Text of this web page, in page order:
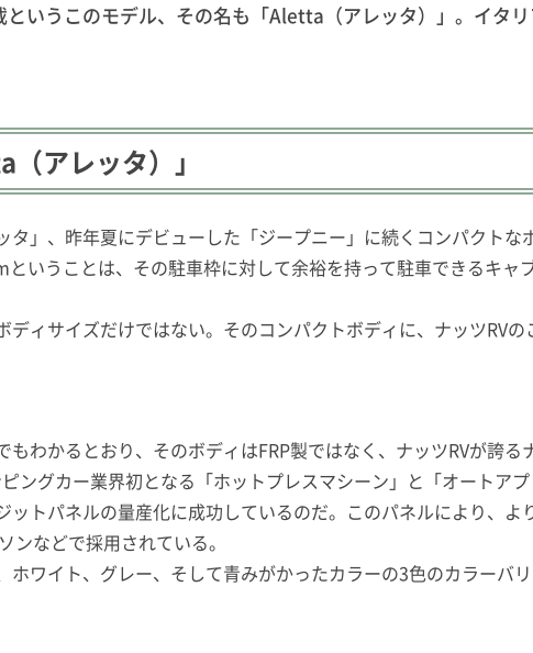
いうこのモデル、その名も「Aletta（アレッタ）」。イタ
アレッタ）」
タ」、昨年夏にデビューした「ジープニー」に続くコンパクト
いうことは、その駐車枠に対して余裕を持って駐車できるキ
ディサイズだけではない。そのコンパクトボディに、ナッツRV
もわかるとおり、そのボディはFRP製ではなく、ナッツRVが誇
ングカー業界初となる「ホットプレスマシーン」と「オートア
ットパネルの量産化に成功しているのだ。このパネルにより、
ンなどで採用されている。
ホワイト、グレー、そして青みがかったカラーの3色のカラーバ